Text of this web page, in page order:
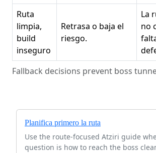
Fallback decisions prevent boss
Ruta
limpia,
build
inseguro
Retrasa o baja el
riesgo.
La
no
Planifica primero la ruta
Use the route-focused Atziri guide
question is how to reach the boss